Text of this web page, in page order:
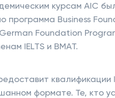
курсам AIC
программа Business
German Foundation
IELTS и BMAT.
квалификации
формате. Те, кто